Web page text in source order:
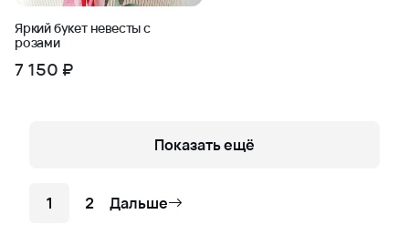
Яркий букет невесты с
розами
7 150 ₽
Показать ещё
1 2 Дальше